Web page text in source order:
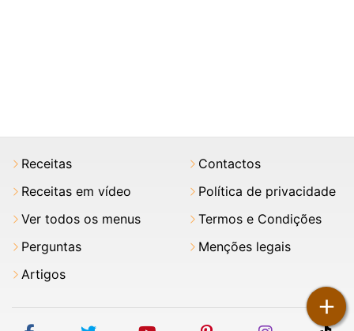
+
Receitas
Receitas em vídeo
Ver todos os menus
Perguntas
Artigos
Contactos
Política de privacidade
Termos e Condições
Menções legais